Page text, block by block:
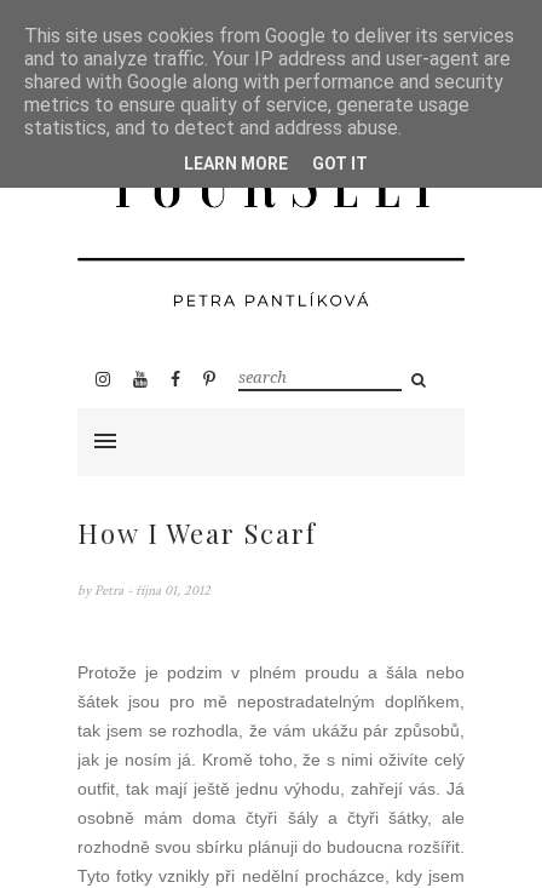
How I Wear Scarf
by Petra - října 01, 2012
Protože je podzim v plném proudu a šála nebo
šátek jsou pro mě nepostradatelným doplňkem,
tak jsem se rozhodla, že vám ukážu pár způsobů,
jak je nosím já. Kromě toho, že s nimi oživíte celý
outfit, tak mají ještě jednu výhodu, zahřejí vás. Já
osobně mám doma čtyři šály a čtyři šátky, ale
rozhodně svou sbírku plánuji do budoucna rozšířit.
Tyto fotky vznikly při nedělní procházce, kdy jsem
This site uses cookies from Google to deliver its services
and to analyze traffic. Your IP address and user-agent are
shared with Google along with performance and security
metrics to ensure quality of service, generate usage
statistics, and to detect and address abuse.
LEARN MORE GOT IT